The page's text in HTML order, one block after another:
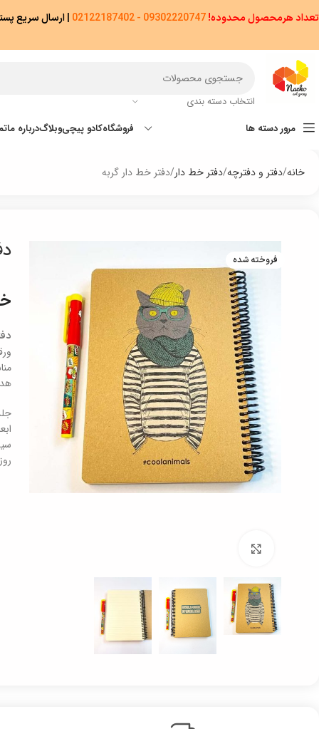
انتخاب دسته بندی
مرور دسته ها
فروشگاهکادو پیچیوبلاگدرباره ما
خانه دفتر و دفترچه دفتر خط دار دفتر خط دار گربه
فروخته شده
ابعاد کل 16
تعداد هرمحصول محدوده!09302220747 - 02122187402
|ارسال سریع پستی پیشتاز/